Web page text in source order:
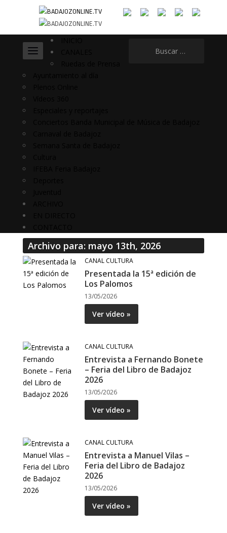
Archivo para: mayo 13th, 2026
CANAL CULTURA
Presentada la 15ª edición de
Los Palomos
13/05/2026
Ver vídeo »
CANAL CULTURA
Entrevista a Fernando Bonete
– Feria del Libro de Badajoz
2026
13/05/2026
Ver vídeo »
CANAL CULTURA
Entrevista a Manuel Vilas –
Feria del Libro de Badajoz
2026
13/05/2026
Ver vídeo »